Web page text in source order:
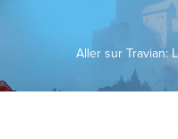
Aller sur Travian: